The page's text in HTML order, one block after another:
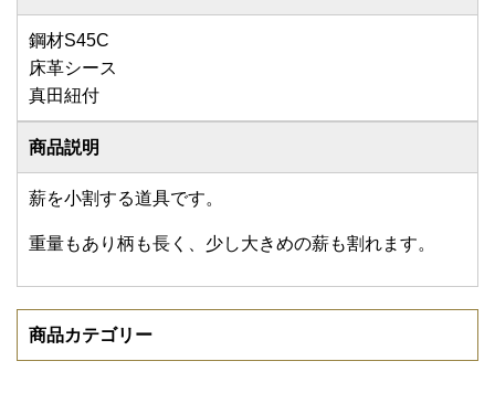
鋼材S45C
床革シース
真田紐付
商品説明
薪を小割する道具です。
重量もあり柄も長く、少し大きめの薪も割れます。
商品カテゴリー